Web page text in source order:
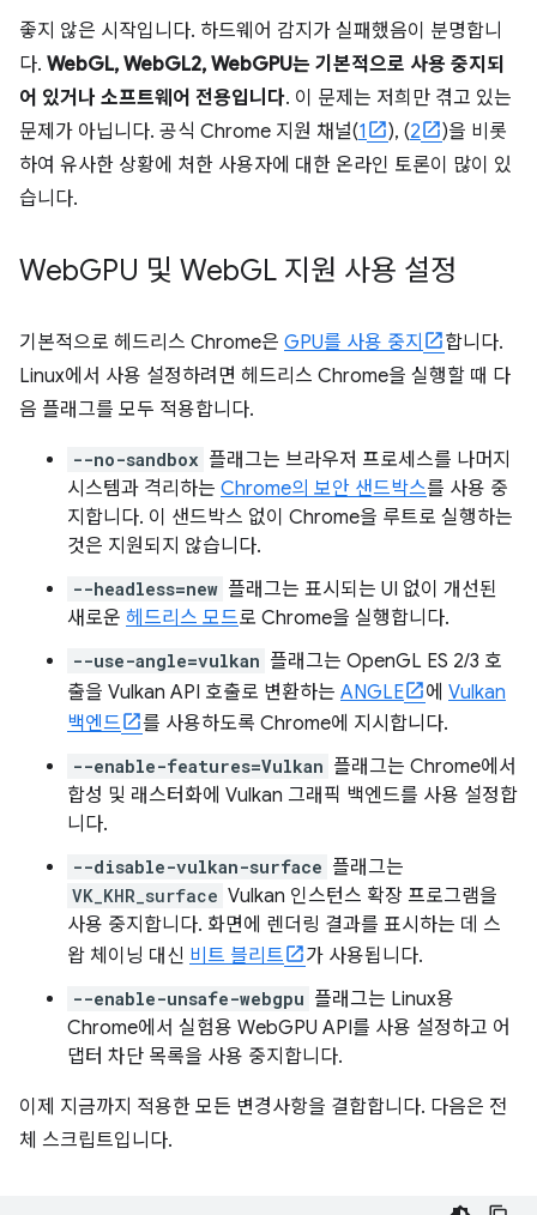
좋지 않은 시작입니다. 하드웨어 감지가 실패했음이 분명합니
다. WebGL, WebGL2, WebGPU는 기본적으로 사용 중지되
어 있거나 소프트웨어 전용입니다. 이 문제는 저희만 겪고 있는
문제가 아닙니다. 공식 Chrome 지원 채널(1 ), (2
)을 비롯
하여 유사한 상황에 처한 사용자에 대한 온라인 토론이 많이 있
습니다.
WebGPU 및 WebGL 지원 사용 설정
기본적으로 헤드리스 Chrome은 GPU를 사용 중지
합니다.
Linux에서 사용 설정하려면 헤드리스 Chrome을 실행할 때 다
음 플래그를 모두 적용합니다.
--no-sandbox 플래그는 브라우저 프로세스를 나머지
시스템과 격리하는 Chrome의 보안 샌드박스를 사용 중
지합니다. 이 샌드박스 없이 Chrome을 루트로 실행하는
것은 지원되지 않습니다.
--headless=new 플래그는 표시되는 UI 없이 개선된
새로운 헤드리스 모드로 Chrome을 실행합니다.
--use-angle=vulkan 플래그는 OpenGL ES 2/3 호
출을 Vulkan API 호출로 변환하는 ANGLE 에 Vulkan
백엔드
를 사용하도록 Chrome에 지시합니다.
--enable-features=Vulkan 플래그는 Chrome에서
합성 및 래스터화에 Vulkan 그래픽 백엔드를 사용 설정합
니다.
--disable-vulkan-surface 플래그는
VK_KHR_surface Vulkan 인스턴스 확장 프로그램을
사용 중지합니다. 화면에 렌더링 결과를 표시하는 데 스
왑 체이닝 대신 비트 블리트 가 사용됩니다.
--enable-unsafe-webgpu 플래그는 Linux용
Chrome에서 실험용 WebGPU API를 사용 설정하고 어
댑터 차단 목록을 사용 중지합니다.
이제 지금까지 적용한 모든 변경사항을 결합합니다. 다음은 전
체 스크립트입니다.